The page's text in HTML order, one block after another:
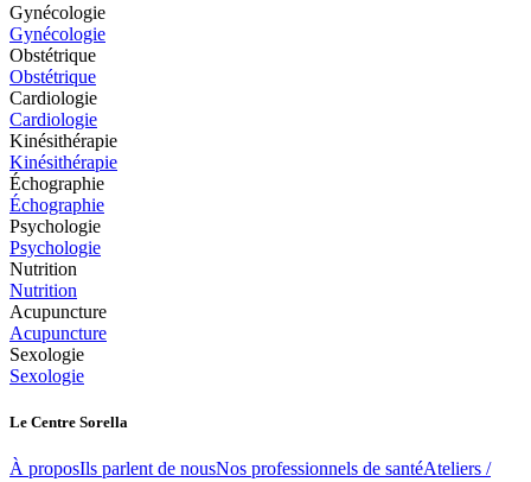
Gynécologie
Gynécologie
Obstétrique
Obstétrique
Cardiologie
Cardiologie
Kinésithérapie
Kinésithérapie
Échographie
Échographie
Psychologie
Psychologie
Nutrition
Nutrition
Acupuncture
Acupuncture
Sexologie
Sexologie
Le Centre Sorella
À proposIls parlent de nousNos professionnels de santéAteliers /